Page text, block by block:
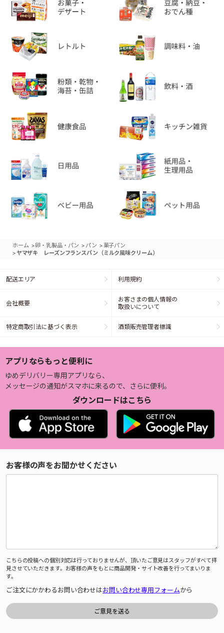
ホーム >卵・乳製品・パン > パン >菓子パン
>ヤマザキ レーズンフランスパン（ミルク風味クリーム）
配送エリア 利用規約
会社概要
お客さまの個人情報の
取扱いについて
特定商取引法に基づく表示 酒類販売管理者標識
アプリならもっと便利に
ゆめデリバリー専用アプリなら、
メッセージの通知がスマホに来るので、さらに便利。
ダウンロードはこちら
お客様の声をお聞かせください
こちらの投稿への個別対応は行っておりませんが、頂いたご意見はスタッフがすべて拝
見させていただきます。お客様の声をもとに商品開発・サイト改善を行ってまいりま
す。
ご注文にかかわるお問い合わせはお問い合わせ専用フォームから